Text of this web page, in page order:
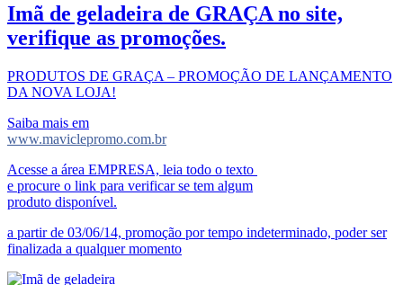
Imã de geladeira de GRAÇA no site,
verifique as promoções.
PRODUTOS DE GRAÇA – PROMOÇÃO DE LANÇAMENTO
DA NOVA LOJA!
Saiba mais em
www.maviclepromo.com.br
Acesse a área EMPRESA, leia todo o texto
e procure o link para verificar se tem algum
produto disponível.
a partir de 03/06/14, promoção por tempo indeterminado, poder ser
finalizada a qualquer momento